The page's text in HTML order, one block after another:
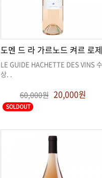
도멘 드 라 가르노드 켜르 로제
상. .
60,000원 20,000원